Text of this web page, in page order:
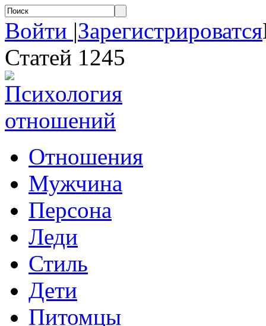
Войти |Зарегистрироватся
Статей 1245
Отношения
Мужчина
Персона
Леди
Стиль
Дети
Питомцы